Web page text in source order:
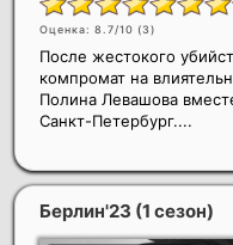
Оценка: 8.7/10 (3)
После жестокого
компромат на
Полина Левашова
Санкт-Петербург....
Берлин'23 (1 сезон)